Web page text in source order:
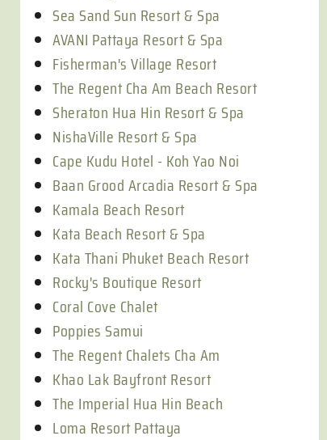
Sea Sand Sun Resort & Spa
AVANI Pattaya Resort & Spa
Fisherman's Village Resort
The Regent Cha Am Beach Resort
Sheraton Hua Hin Resort & Spa
NishaVille Resort & Spa
Cape Kudu Hotel - Koh Yao Noi
Baan Grood Arcadia Resort & Spa
Kamala Beach Resort
Kata Beach Resort & Spa
Kata Thani Phuket Beach Resort
Rocky's Boutique Resort
Coral Cove Chalet
Poppies Samui
The Regent Chalets Cha Am
Khao Lak Bayfront Resort
The Imperial Hua Hin Beach
Loma Resort Pattaya